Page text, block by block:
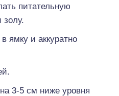
питательную
ямку и аккуратно
3-5 см ниже уровня